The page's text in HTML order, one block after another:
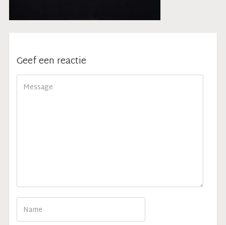
Geef een reactie